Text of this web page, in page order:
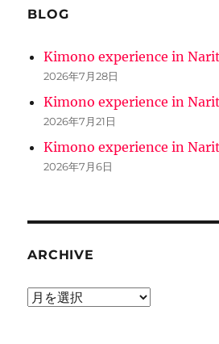
BLOG
Kimono experience in
2026年7月28日
Kimono experience in
2026年7月21日
Kimono experience in
2026年7月6日
ARCHIVE
ARCHIVE